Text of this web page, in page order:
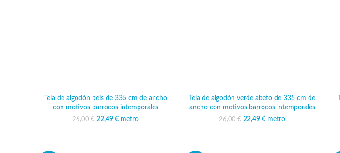
Tela de algodón beis de 335 cm de ancho
con motivos barrocos intemporales
26,00€
El precio original era:
22,49 €
El precio actual
metro
Tela de algodón verde abeto de 335 cm de
ancho con motivos barrocos intemporales
26,00€
El precio original era:
22,49 €
El precio actual
metro